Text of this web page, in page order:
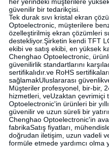
güvenilir bir tedarikçisi.
Tek durak sıvı kristal ekran
Optoelectronic, müşterilere
özelleştirilmiş ekran çözümleri
destekliyor.Şirketin kendi TFT
ekibi ve satış ekibi, en yüksek
Chenghao Optoelectronic,
güvenilirlik standartlarını
sertifikalıdır.ve RoHS
sağlamakUluslararası güvenlik
Müşteriler profesyonel, bir-bir,
hizmetleri, veUzaktan çevrimiçi
Optoelectronic'in ürünleri bir
güvenilir ve uzun süreli bir
Chenghao Optoelectronic'in
fabrikaSatış fiyatları,
doğrudan iletişim, uzun vadeli
formüle etmede yardımcı olma